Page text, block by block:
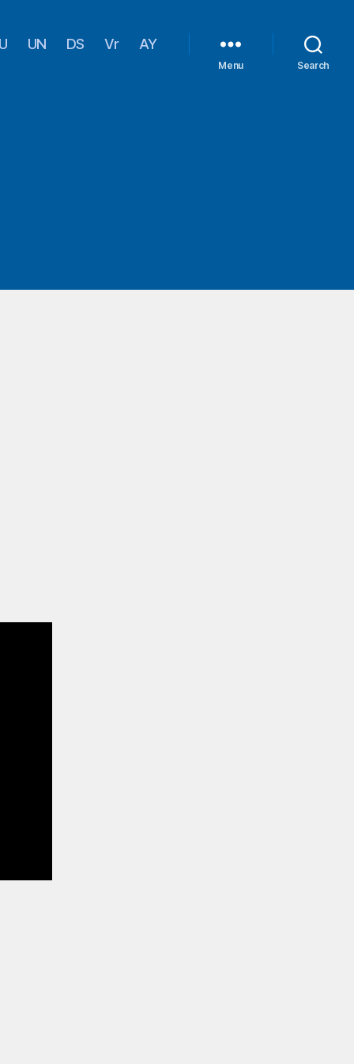
UN DS Vr AY
Menu Search